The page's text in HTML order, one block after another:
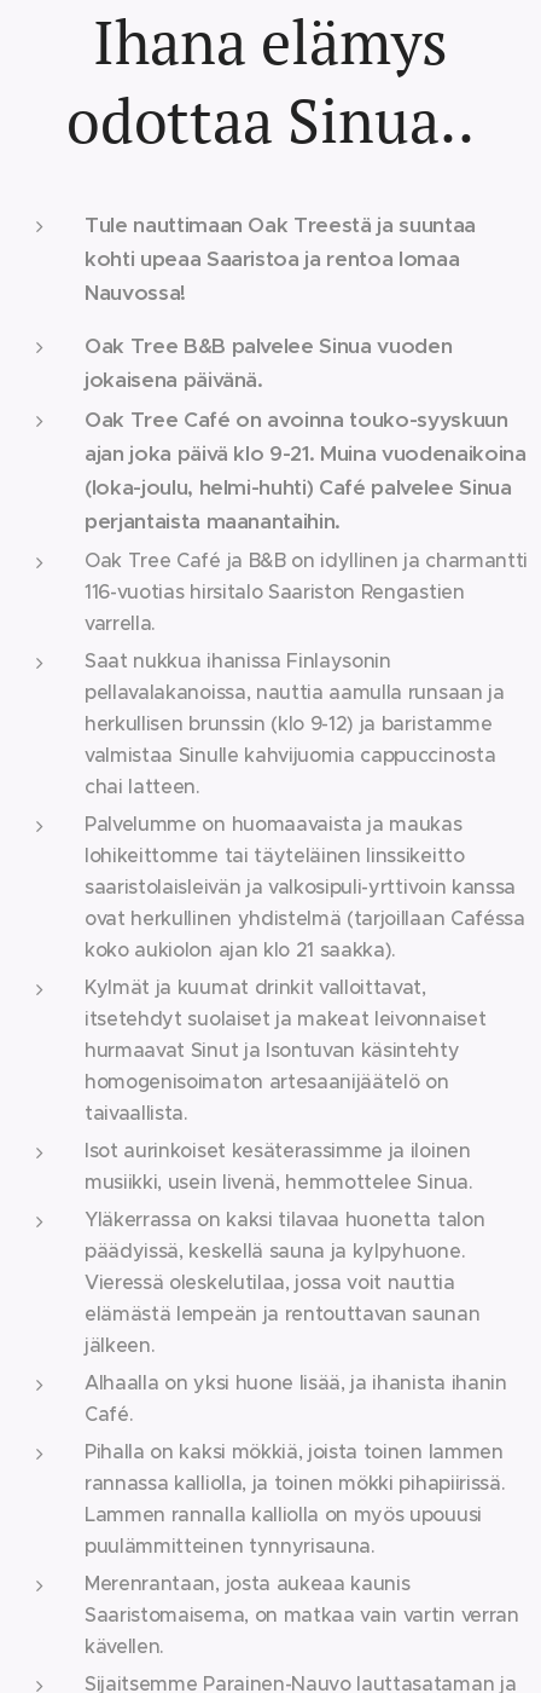
Ihana elämys
odottaa Sinua..
Tule nauttimaan Oak Treestä ja suuntaa
kohti upeaa Saaristoa ja rentoa lomaa
Nauvossa!
Oak Tree B&B palvelee Sinua vuoden
jokaisena päivänä.
Oak Tree Café on avoinna touko-syyskuun
ajan joka päivä klo 9-21. Muina vuodenaikoina
(loka-joulu, helmi-huhti) Café palvelee Sinua
perjantaista maanantaihin.
Oak Tree Café ja B&B on idyllinen ja charmantti
116-vuotias hirsitalo Saariston Rengastien
varrella.
Saat nukkua ihanissa Finlaysonin
pellavalakanoissa, nauttia aamulla runsaan ja
herkullisen brunssin (klo 9-12) ja baristamme
valmistaa Sinulle kahvijuomia cappuccinosta
chai latteen.
Palvelumme on huomaavaista ja maukas
lohikeittomme tai täyteläinen linssikeitto
saaristolaisleivän ja valkosipuli-yrttivoin kanssa
ovat herkullinen yhdistelmä (tarjoillaan Caféssa
koko aukiolon ajan klo 21 saakka).
Kylmät ja kuumat drinkit valloittavat,
itsetehdyt suolaiset ​​ja makeat leivonnaiset
hurmaavat Sinut ja Isontuvan käsintehty
homogenisoimaton artesaanijäätelö on
taivaallista.
Isot aurinkoiset kesäterassimme ja iloinen
musiikki, usein livenä, hemmottelee Sinua.
Yläkerrassa on kaksi tilavaa huonetta talon
päädyissä, keskellä sauna ja kylpyhuone.
Vieressä oleskelutilaa, jossa voit nauttia
elämästä lempeän ja rentouttavan saunan
jälkeen.
Alhaalla on yksi huone lisää, ja ihanista ihanin
Café.
Pihalla on kaksi mökkiä, joista toinen lammen
rannassa kalliolla, ja toinen mökki pihapiirissä.
Lammen rannalla kalliolla on myös upouusi
puulämmitteinen tynnyrisauna.
Merenrantaan, josta aukeaa kaunis
Saaristomaisema, on matkaa vain vartin verran
kävellen.
Sijaitsemme Parainen-Nauvo lauttasataman ja